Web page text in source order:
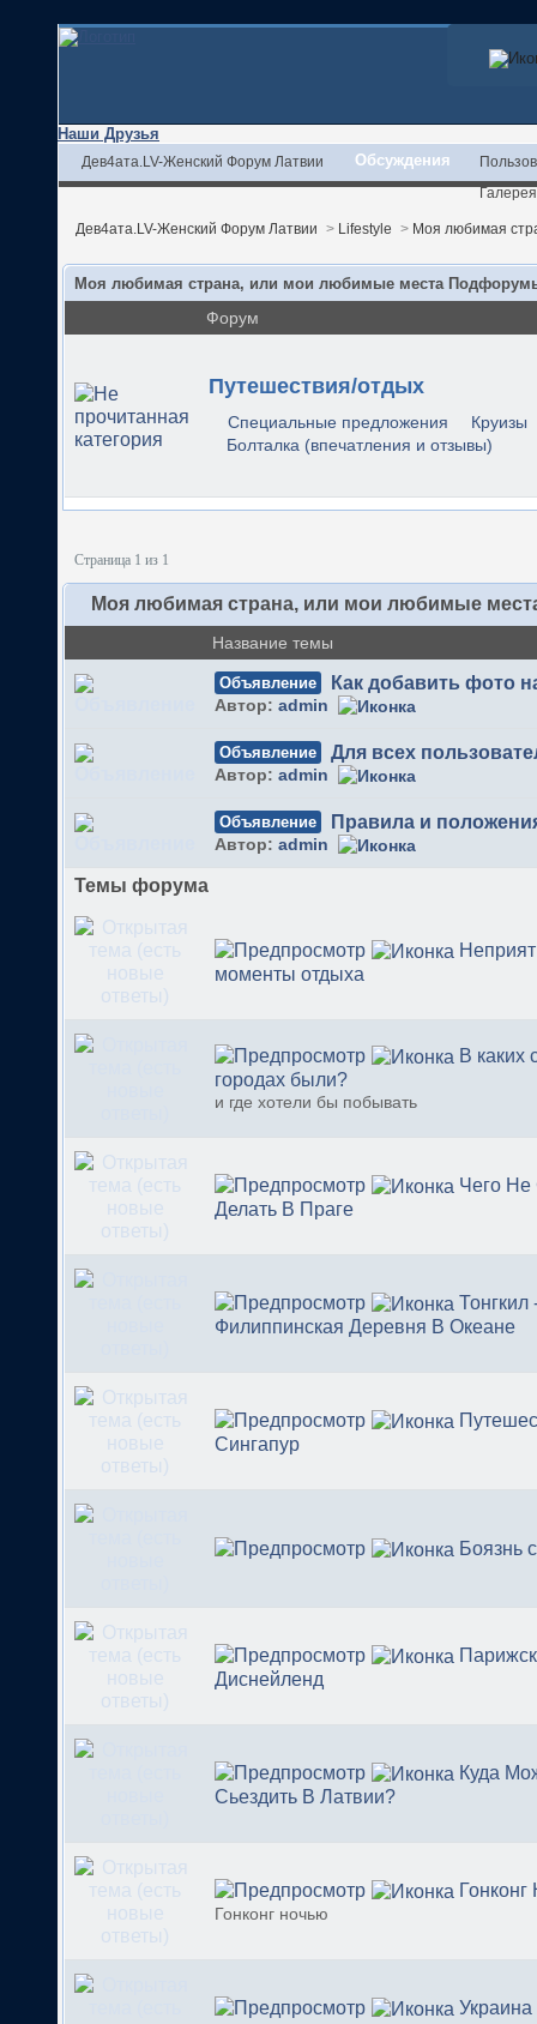
Наши Друзья
Дев4ата.LV-Женский Форум Латвии Обсуждения
Галерея
Дев4ата.LV-Женский Форум Латвии > Lifestyle > Моя любимая
Моя любимая страна, или мои любимые места
Форум
Путешествия/отдых
Специальные предложения
Круизы
Болталка (впечатления и отзывы)
Страница 1 из 1
Моя любимая страна, или мои любимые
Название темы
Объявление Как добавить фото
Автор: admin
Объявление Для всех
Автор: admin
Объявление Правила и
Автор: admin
Темы форума
моменты отдыха
В каких
городах были?
и где хотели бы побывать
Чего Не
Делать В Праге
Тонгкил
Филиппинская Деревня В Океане
Сингапур
Боязнь
Диснейленд
Куда
Сьездить В Латвии?
Гонконг ночью
Украина